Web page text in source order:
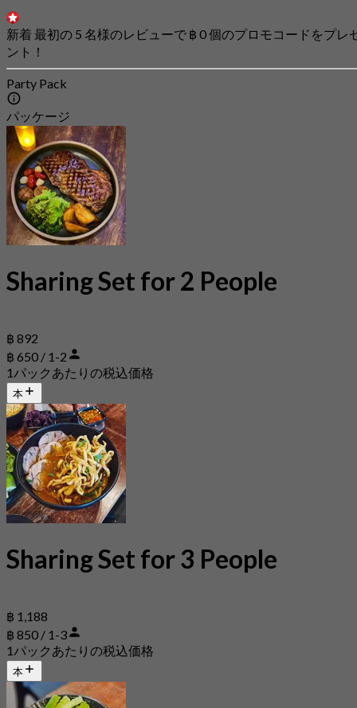
新着 最初の 5 名様のレビューで ฿ 0 個のプロモコードをプレ
ント！
Party Pack
パッケージ
Sharing Set for 2 People
฿ 892
฿ 650 / 1-2
1パックあたりの税込価格
本
Sharing Set for 3 People
฿ 1,188
฿ 850 / 1-3
1パックあたりの税込価格
本